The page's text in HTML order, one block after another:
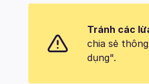
Tránh các
chia sẻ
dụng".